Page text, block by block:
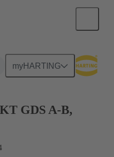
myHARTING
GDS A-B,